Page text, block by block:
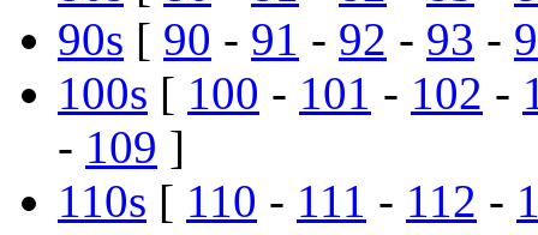
90s [ 90 - 91 - 92 - 93 -
100s [ 100 - 101 - 102 -
- 109 ]
110s [ 110 - 111 - 112 -